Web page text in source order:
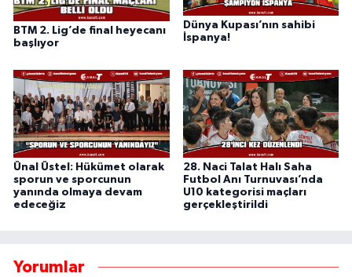
BTM 2. Lig’de final heyecanı
başlıyor
Dünya Kupası’nın sahibi
İspanya!
Ünal Üstel: Hükümet olarak
sporun ve sporcunun
yanında olmaya devam
edeceğiz
28. Naci Talat Halı Saha
Futbol Anı Turnuvası’nda
U10 kategorisi maçları
gerçekleştirildi
Yorumlar